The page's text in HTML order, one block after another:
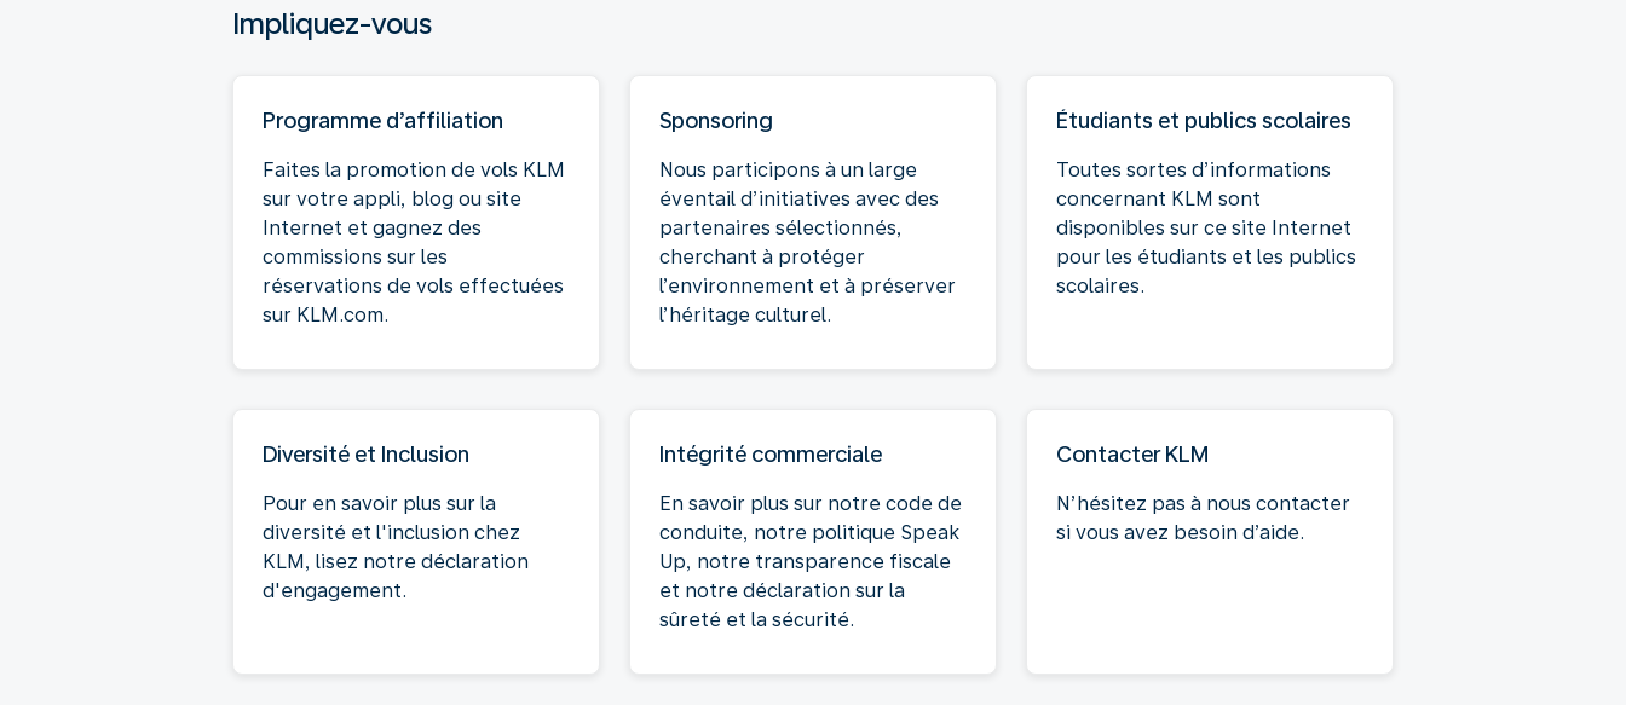
Impliquez-vous
Programme d’affiliation
Faites la promotion de vols KLM
sur votre appli, blog ou site
Internet et gagnez des
commissions sur les
réservations de vols effectuées
sur KLM.com.
Sponsoring
Nous participons à un large
éventail d’initiatives avec des
partenaires sélectionnés,
cherchant à protéger
l’environnement et à préserver
l’héritage culturel.
Étudiants et publics scolaires
Toutes sortes d’informations
concernant KLM sont
disponibles sur ce site Internet
pour les étudiants et les publics
scolaires.
Diversité et Inclusion
Pour en savoir plus sur la
diversité et l'inclusion chez
KLM, lisez notre déclaration
d'engagement.
Intégrité commerciale
En savoir plus sur notre code de
conduite, notre politique Speak
Up, notre transparence fiscale
et notre déclaration sur la
sûreté et la sécurité.
Contacter KLM
N’hésitez pas à nous contacter
si vous avez besoin d’aide.